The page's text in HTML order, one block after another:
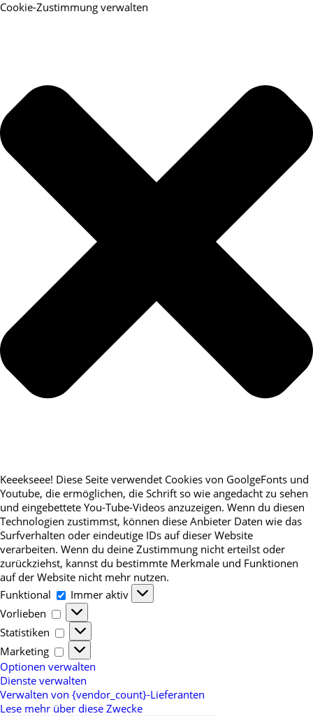
Cookie-Zustimmung verwalten
Keeekseee! Diese Seite verwendet Cookies von GoolgeFonts und
Youtube, die ermöglichen, die Schrift so wie angedacht zu sehen
und eingebettete You-Tube-Videos anzuzeigen. Wenn du diesen
Technologien zustimmst, können diese Anbieter Daten wie das
Surfverhalten oder eindeutige IDs auf dieser Website
verarbeiten. Wenn du deine Zustimmung nicht erteilst oder
zurückziehst, kannst du bestimmte Merkmale und Funktionen
auf der Website nicht mehr nutzen.
Funktional
Funktional
Immer aktiv
Vorlieben
Vorlieben
Statistiken
Statistiken
Marketing
Marketing
Optionen verwalten
Dienste verwalten
Verwalten von {vendor_count}-Lieferanten
Lese mehr über diese Zwecke